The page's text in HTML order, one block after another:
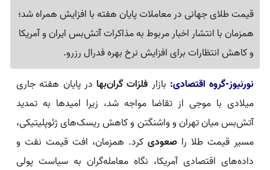
قیمت طلای جهانی در معاملات پایان هفته با افزایش همراه شد؛
همزمان با انتشار اخبار مربوط به مذاکرات آتش‌بس ایران و آمریکا
و کاهش انتظارات برای افزایش نرخ بهره فدرال رزرو.
نورنیوز-گروه اقتصادی: بازار فلزات گران‌بها در پایان هفته جاری
میلادی با موجی از تقاضا مواجه شد، زیرا امیدها به تمدید
آتش‌بس میان تهران و واشنگتن و کاهش ریسک‌های ژئوپلیتیکی،
مسیر قیمت طلا را صعودی کرد. همزمان، افت قیمت نفت و
داده‌های اقتصادی آمریکا، نگاه معامله‌گران به سیاست پولی